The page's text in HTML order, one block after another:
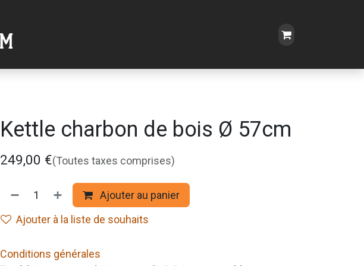
Kettle charbon de bois Ø 57cm
249,00 €(Toutes taxes comprises)
Ajouter au panier
Ajouter à la liste de souhaits
Conditions générales